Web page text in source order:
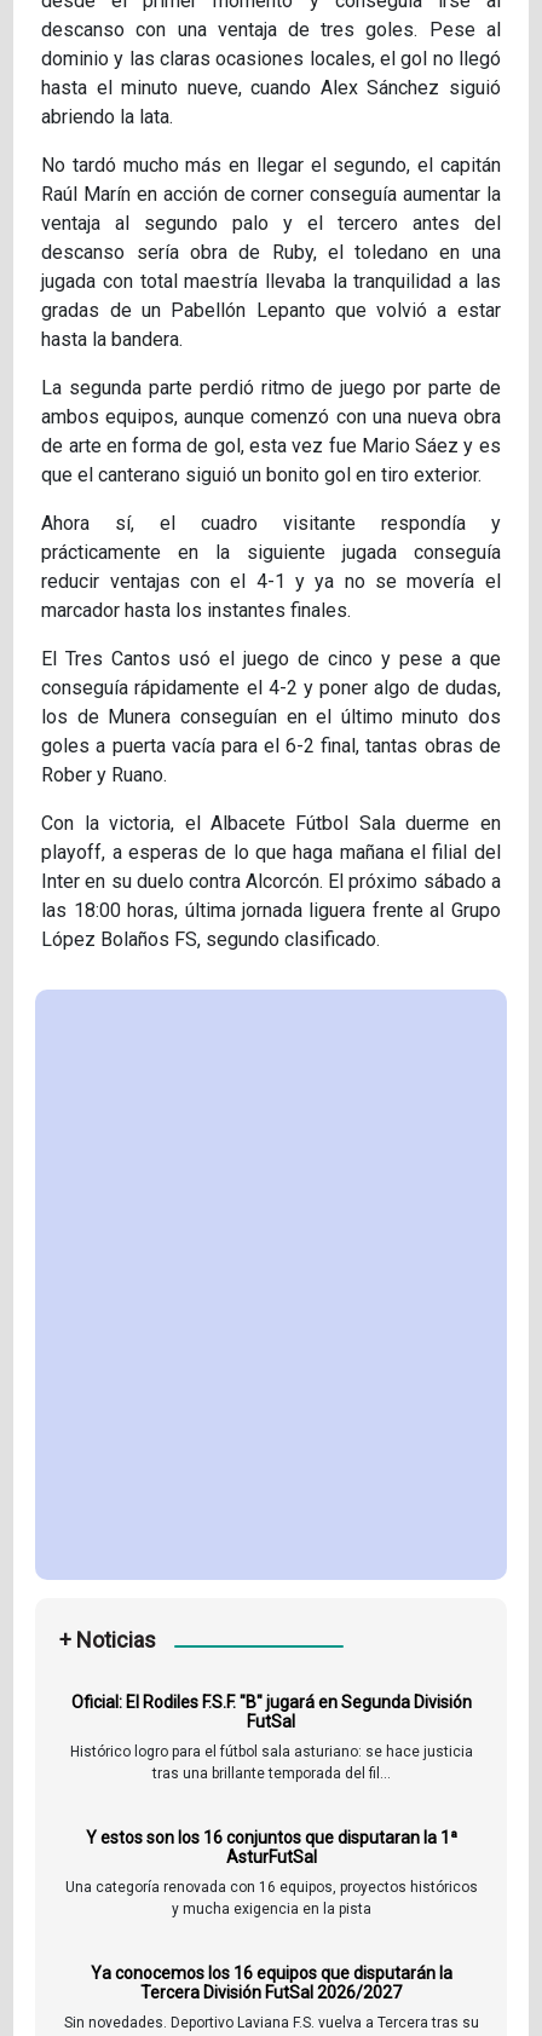
descanso con una ventaja de tres goles. Pese al
dominio y las claras ocasiones locales, el gol no llegó
hasta el minuto nueve, cuando Alex Sánchez siguió
abriendo la lata.
No tardó mucho más en llegar el segundo, el capitán
Raúl Marín en acción de corner conseguía aumentar la
ventaja al segundo palo y el tercero antes del
descanso sería obra de Ruby, el toledano en una
jugada con total maestría llevaba la tranquilidad a las
gradas de un Pabellón Lepanto que volvió a estar
hasta la bandera.
La segunda parte perdió ritmo de juego por parte de
ambos equipos, aunque comenzó con una nueva obra
de arte en forma de gol, esta vez fue Mario Sáez y es
que el canterano siguió un bonito gol en tiro exterior.
Ahora sí, el cuadro visitante respondía y
prácticamente en la siguiente jugada conseguía
reducir ventajas con el 4-1 y ya no se movería el
marcador hasta los instantes finales.
El Tres Cantos usó el juego de cinco y pese a que
conseguía rápidamente el 4-2 y poner algo de dudas,
los de Munera conseguían en el último minuto dos
goles a puerta vacía para el 6-2 final, tantas obras de
Rober y Ruano.
Con la victoria, el Albacete Fútbol Sala duerme en
playoff, a esperas de lo que haga mañana el filial del
Inter en su duelo contra Alcorcón. El próximo sábado a
las 18:00 horas, última jornada liguera frente al Grupo
López Bolaños FS, segundo clasificado.
+ Noticias
Oficial: El Rodiles F.S.F. "B" jugará en Segunda División
FutSal
Histórico logro para el fútbol sala asturiano: se hace justicia
tras una brillante temporada del fil...
Y estos son los 16 conjuntos que disputaran la 1ª
AsturFutSal
Una categoría renovada con 16 equipos, proyectos históricos
y mucha exigencia en la pista
Ya conocemos los 16 equipos que disputarán la
Tercera División FutSal 2026/2027
Sin novedades. Deportivo Laviana F.S. vuelva a Tercera tras su